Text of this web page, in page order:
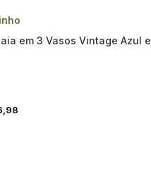
em 3 Vasos Vintage Azul e